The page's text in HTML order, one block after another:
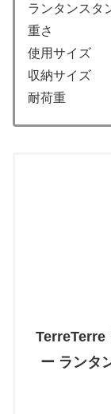
ランタンスタ
重さ ：
使用サイズ
収納サイズ
耐荷重
TerreTerre
ー ランタ